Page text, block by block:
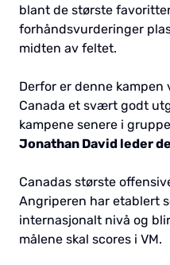
blant de største
forhåndsvurderinger
midten av feltet.
Derfor er denne kampen
Canada et svært godt
kampene senere i
Jonathan David leder
Canadas største
Angriperen har etablert
internasjonalt nivå og
målene skal scores i VM.